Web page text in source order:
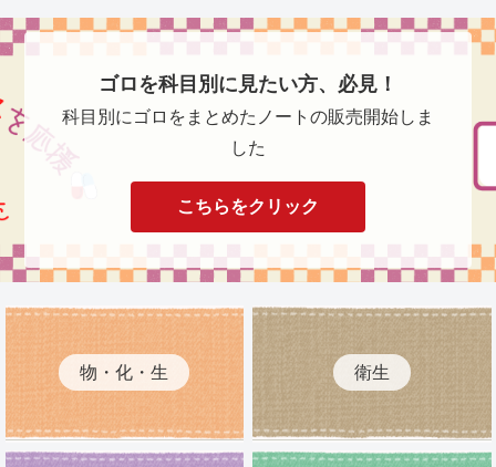
ゴロを科目別に見たい方、必見！
科目別にゴロをまとめたノートの販売開始しま
した
こちらをクリック
物・化・生 衛生